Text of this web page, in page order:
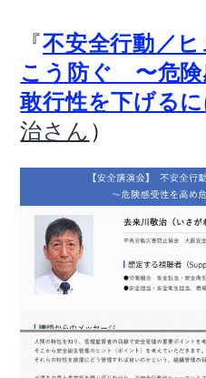
『不安全行動／
こう防ぐ 〜危険
敢行性を下げる
治さん ）